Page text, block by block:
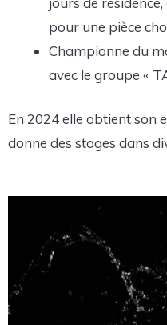
pour une pièce
Championne du
avec le groupe «
En 2024 elle obtient son
donne des stages dans